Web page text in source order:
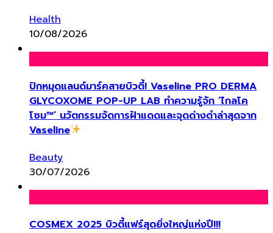
Health
10/08/2026
ปักหมุดแลนด์มาร์คสายบิวตี้! Vaseline PRO DERMA
GLYCOXOME POP-UP LAB ทำความรู้จัก ‘ไกลโค
โซม™’ นวัตกรรมจัดการฝ้าแดดและจุดด่างดำล่าสุดจาก
Vaseline
Beauty
30/07/2026
COSMEX 2025 บิวตี้แฟร์สุดยิ่งใหญ่แห่งปี!!!